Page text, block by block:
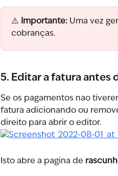
⚠️ Importante: Uma vez
cobranças.
5. Editar a fatura antes
Se os pagamentos nao
fatura adicionando ou
direito para abrir o editor.
Isto abre a pagina de